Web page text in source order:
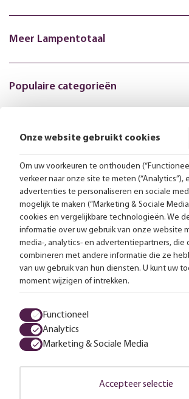
Meer Lampentotaal
Populaire categorieën
Volg ons online:
Gratis bezorging vanaf 99,-
Advies op maat
Meer dan 25.000 lampen op voorraad
4.57 uit 2853 reviews
Algemene voorwaarden
Onze website gebruikt cookies
Om uw voorkeuren te onthouden
verkeer naar onze site te meten (“Analytics”),
advertenties te personaliseren en sociale
mogelijk te maken (“Marketing & Sociale
cookies en vergelijkbare technologieën. We
informatie over uw gebruik van onze website
media-, analytics- en advertentiepartners, die
combineren met andere informatie die ze
van uw gebruik van hun diensten. U kunt uw
moment wijzigen of intrekken.
Functioneel
Analytics
Marketing & Sociale Media
Accepteer selectie